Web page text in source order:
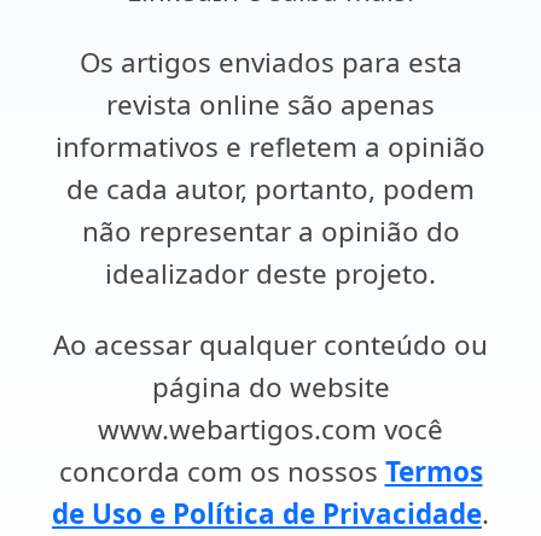
Os artigos enviados para esta
revista online são apenas
informativos e refletem a opinião
de cada autor, portanto, podem
não representar a opinião do
idealizador deste projeto.
Ao acessar qualquer conteúdo ou
página do website
www.webartigos.com você
concorda com os nossos Termos
de Uso e Política de Privacidade.